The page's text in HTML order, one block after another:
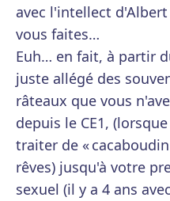
avec l'intellect
vous faites…
Euh… en fait, à partir
juste allégé des
râteaux que vous
depuis le CE1,
traiter de «
rêves) jusqu'à votre
sexuel (il y a 4 ans